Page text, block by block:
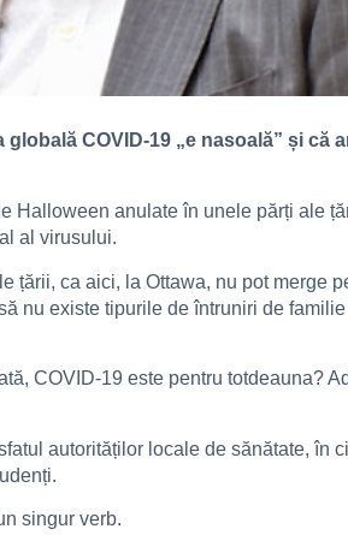
COVID-19 „e nasoală” și
Halloween anulate în unele părți ale
al virusului.
țării, ca aici, la Ottawa, nu pot merge
nu existe tipurile de întruniri de
COVID-19 este pentru totdeauna?
autorităților locale de sănătate, în
singur verb.